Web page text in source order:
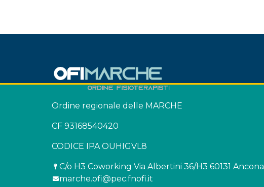
Ordine regionale delle MARCHE
CF 93168540420
CODICE IPA OUHIGVL8
C/o H3 Coworking Via Albertini 36/H3 60131 Ancona
marche.ofi@pec.fnofi.it